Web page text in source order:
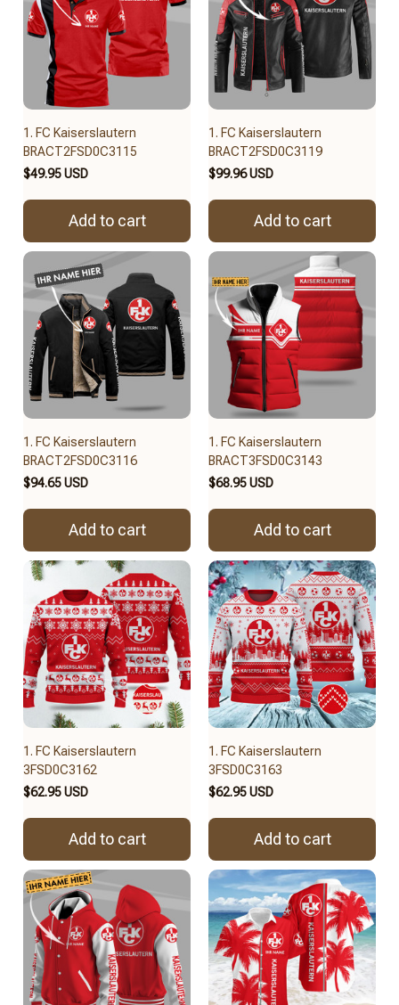
1. FC Kaiserslautern
BRACT2FSD0C3115
$49.95 USD
Add to cart
1. FC Kaiserslautern
BRACT2FSD0C3119
$99.96 USD
Add to cart
1. FC Kaiserslautern
BRACT2FSD0C3116
$94.65 USD
Add to cart
1. FC Kaiserslautern
BRACT3FSD0C3143
$68.95 USD
Add to cart
1. FC Kaiserslautern
3FSD0C3162
$62.95 USD
Add to cart
1. FC Kaiserslautern
3FSD0C3163
$62.95 USD
Add to cart